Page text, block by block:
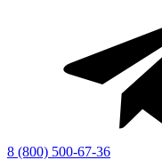
8 (800) 500-67-36